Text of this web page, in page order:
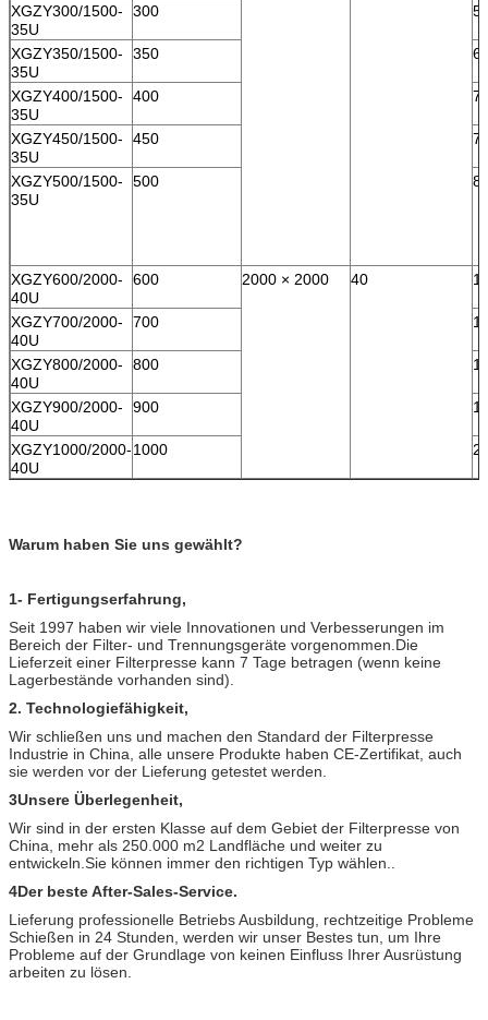
XGZY300/1500-
35U
300
XGZY350/1500-
35U
350
XGZY400/1500-
35U
400
XGZY450/1500-
35U
450
XGZY500/1500-
35U
500
XGZY600/2000-
40U
600 2000 × 2000 40
XGZY700/2000-
40U
700
XGZY800/2000-
40U
800
XGZY900/2000-
40U
900
XGZY1000/2000-
40U
1000
Warum haben Sie uns gewählt?
1- Fertigungserfahrung,
Seit 1997 haben wir viele Innovationen und Verbesserungen im
Bereich der Filter- und Trennungsgeräte vorgenommen.Die
Lieferzeit einer Filterpresse kann 7 Tage betragen (wenn keine
Lagerbestände vorhanden sind).
2. Technologiefähigkeit,
Wir schließen uns und machen den Standard der Filterpresse
Industrie in China, alle unsere Produkte haben CE-Zertifikat, auch
sie werden vor der Lieferung getestet werden.
3Unsere Überlegenheit,
Wir sind in der ersten Klasse auf dem Gebiet der Filterpresse von
China, mehr als 250.000 m2 Landfläche und weiter zu
entwickeln.Sie können immer den richtigen Typ wählen..
4Der beste After-Sales-Service.
Lieferung professionelle Betriebs Ausbildung, rechtzeitige Probleme
Schießen in 24 Stunden, werden wir unser Bestes tun, um Ihre
Probleme auf der Grundlage von keinen Einfluss Ihrer Ausrüstung
arbeiten zu lösen.